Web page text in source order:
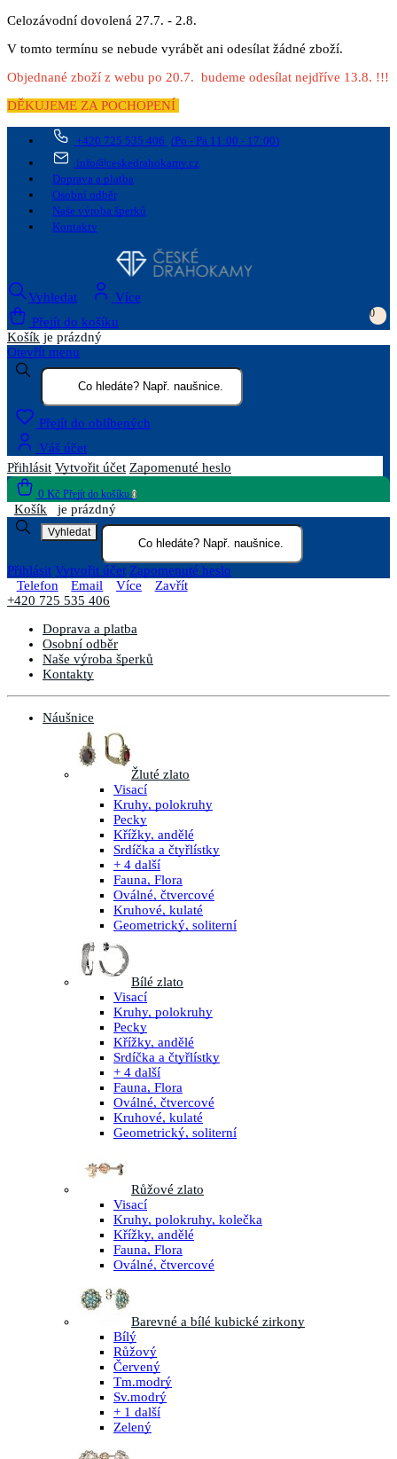
Celozávodní dovolená 27.7. - 2.8.
V tomto termínu se nebude vyrábět ani odesílat žádné zboží.
Objednané zboží z webu po 20.7. budeme odesílat nejdříve 13.8. !!!
DĚKUJEME ZA POCHOPENÍ
+420 725 535 406 (Po - Pá 11:00 - 17:00)
info@ceskedrahokamy.cz
Doprava a platba
Osobní odběr
Naše výroba šperků
Kontakty
Vyhledat
Více
Přejít do košíku
0
Košík je prázdný
Otevřít menu
Přejít do oblíbených
Váš účet
Přihlásit Vytvořit účet Zapomenuté heslo
0 Kč Přejít do košíku 0
Košík je prázdný
Vyhledat
Přihlásit Vytvořit účet Zapomenuté heslo
Telefon
Email Více
Zavřít
+420 725 535 406
Doprava a platba
Osobní odběr
Naše výroba šperků
Kontakty
Náušnice
Žluté zlato
Visací
Kruhy, polokruhy
Pecky
Křížky, andělé
Srdíčka a čtyřlístky
+ 4 další
Fauna, Flora
Oválné, čtvercové
Kruhové, kulaté
Geometrický, soliterní
Bílé zlato
Visací
Kruhy, polokruhy
Pecky
Křížky, andělé
Srdíčka a čtyřlístky
+ 4 další
Fauna, Flora
Oválné, čtvercové
Kruhové, kulaté
Geometrický, soliterní
Růžové zlato
Visací
Kruhy, polokruhy, kolečka
Křížky, andělé
Fauna, Flora
Oválné, čtvercové
Barevné a bílé kubické zirkony
Bílý
Růžový
Červený
Tm.modrý
Sv.modrý
+ 1 další
Zelený